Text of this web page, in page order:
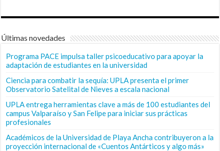
Últimas novedades
Programa PACE impulsa taller psicoeducativo para apoyar la
adaptación de estudiantes en la universidad
Ciencia para combatir la sequía: UPLA presenta el primer
Observatorio Satelital de Nieves a escala nacional
UPLA entrega herramientas clave a más de 100 estudiantes del
campus Valparaíso y San Felipe para iniciar sus prácticas
profesionales
Académicos de la Universidad de Playa Ancha contribuyeron a la
proyección internacional de «Cuentos Antárticos y algo más»